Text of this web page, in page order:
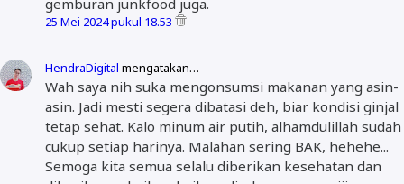
25 Mei 2024 pukul 18.53
HendraDigital mengatakan…
Wah saya nih suka mengonsumsi makanan yang asin-
asin. Jadi mesti segera dibatasi deh, biar kondisi ginjal
tetap sehat. Kalo minum air putih, alhamdulillah sudah
cukup setiap harinya. Malahan sering BAK, hehehe...
Semoga kita semua selalu diberikan kesehatan dan